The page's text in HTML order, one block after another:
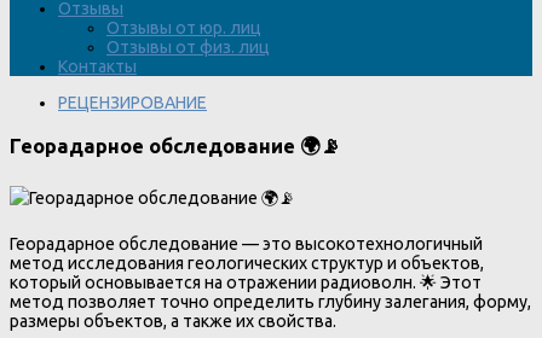
Отзывы
Отзывы от юр. лиц
Отзывы от физ. лиц
Контакты
РЕЦЕНЗИРОВАНИЕ
Георадарное обследование 🌍📡
Георадарное обследование — это высокотехнологичный
метод исследования геологических структур и объектов,
который основывается на отражении радиоволн. 🌟 Этот
метод позволяет точно определить глубину залегания, форму,
размеры объектов, а также их свойства.